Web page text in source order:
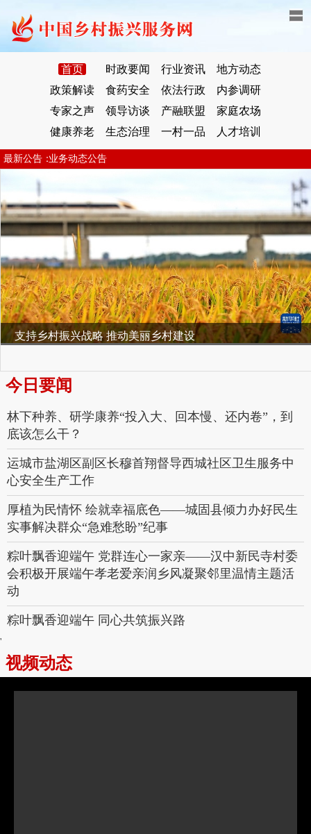
首页 时政要闻 行业资讯
地方动态
政策解读
食药安全 依法行政
内参调研
专家之声
领导访谈 产融联盟
家庭农场
健康养老
生态治理 一村一品 人才培训
最新公告：业务动态公告
业务动态公告
陕西白河构朳镇：扎实推进林长制工作，绘就生态发展...
今日要闻
林下种养、研学康养“投入大、回本慢、还内卷”，到
底该怎么干？
运城市盐湖区副区长穆首翔督导西城社区卫生服务中
心安全生产工作
厚植为民情怀 绘就幸福底色——城固县倾力办好民生
实事解决群众“急难愁盼”纪事
粽叶飘香迎端午 党群连心一家亲——汉中新民寺村委
会积极开展端午孝老爱亲润乡风凝聚邻里温情主题活
动
粽叶飘香迎端午 同心共筑振兴路
'
视频动态